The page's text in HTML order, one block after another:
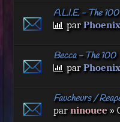
A.L.I.E. - The 100
par Phoenix
Becca - The 100
par Phoenix
Faucheurs /
par ninouee »